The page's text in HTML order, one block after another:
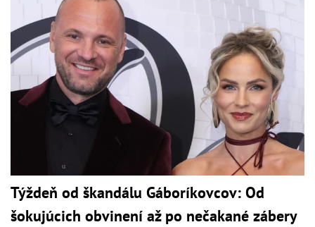
Týždeň od škandálu Gáboríkovcov: Od
šokujúcich obvinení až po nečakané zábery